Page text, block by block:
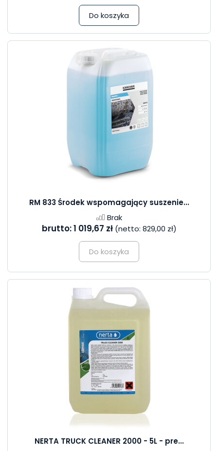
Do koszyka
RM 833 Środek wspomagający suszenie...
Brak
brutto:1 019,67 zł (netto: 829,00 zł)
Do koszyka
NERTA TRUCK CLEANER 2000 - 5L - pre...